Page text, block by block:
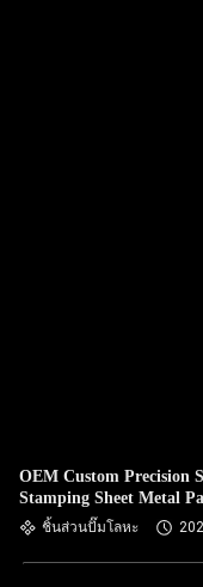
OEM Custom Precision
Stamping Sheet Metal
ยํา
ชิ้นส่วนปั๊มโลหะ